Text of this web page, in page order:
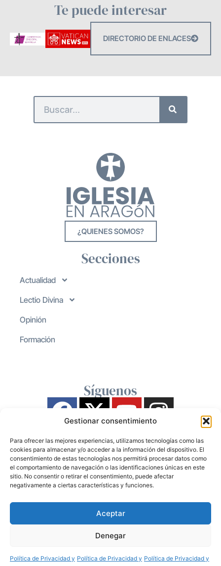
Gestionar consentimiento
Para ofrecer las mejores experiencias, utilizamos tecnologías como las
cookies para almacenar y/o acceder a la información del dispositivo. El
consentimiento de estas tecnologías nos permitirá procesar datos como
el comportamiento de navegación o las identificaciones únicas en este
sitio. No consentir o retirar el consentimiento, puede afectar
negativamente a ciertas características y funciones.
Aceptar
Denegar
Política de Privacidad y Política de Privacidad y Política de Privacidad y
Te puede interesar
DIRECTORIO DE ENLACES
¿QUIENES SOMOS?
Secciones
Actualidad
Lectio Divina
Opinión
Formación
Síguenos